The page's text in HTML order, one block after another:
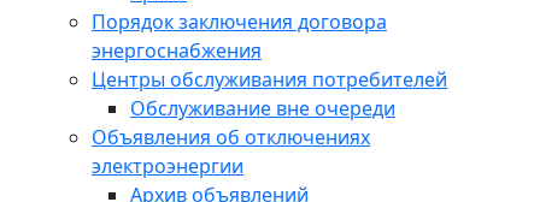
Порядок заключения договора
энергоснабжения
Центры обслуживания потребителей
Обслуживание вне очереди
Объявления об отключениях
электроэнергии
Архив объявлений